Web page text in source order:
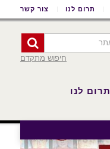
תרום לנו צור קשר
חיפוש מתקדם
תרום לנו